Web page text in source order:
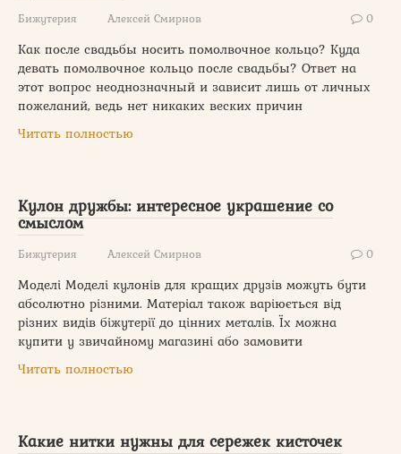
Бижутерия Алексей Смирнов 0
Как после свадьбы носить помолвочное кольцо? Куда
девать помолвочное кольцо после свадьбы? Ответ на
этот вопрос неоднозначный и зависит лишь от личных
пожеланий, ведь нет никаких веских причин
Читать полностью
Кулон дружбы: интересное украшение со
смыслом
Бижутерия Алексей Смирнов 0
Моделі Моделі кулонів для кращих друзів можуть бути
абсолютно різними. Матеріал також варіюється від
різних видів біжутерії до цінних металів. Їх можна
купити у звичайному магазині або замовити
Читать полностью
Какие нитки нужны для сережек кисточек